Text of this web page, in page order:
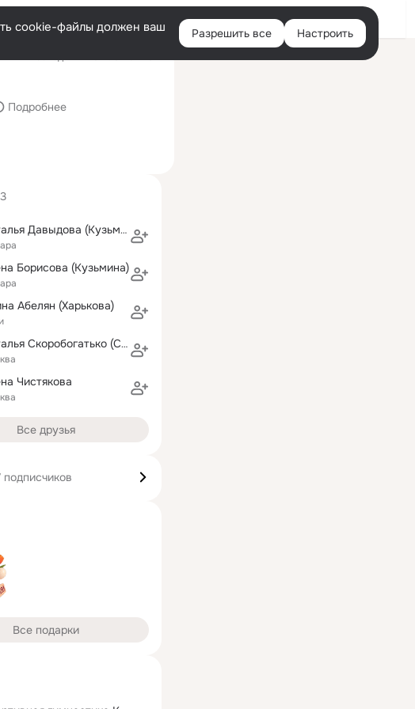
Войти
cookie-файлы должен ваш
Разрешить все Настроить
Подробнее
Наталья Давыдова (Кузьмина)
Борисова (Кузьмина)
Абелян (Харькова)
Наталья Скоробогатько (Савушкина)
Чистякова
Все друзья
подписчиков
Все подарки